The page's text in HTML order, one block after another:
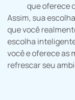
que oferece
Assim, sua
que você
escolha
você e oferece as
refrescar seu